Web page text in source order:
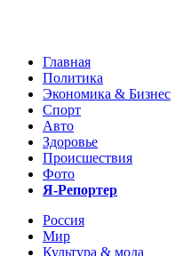
Главная
Политика
Экономика & Бизнес
Спорт
Авто
Здоровье
Происшествия
Фото
Я-Репортер
Россия
Мир
Культура & мода